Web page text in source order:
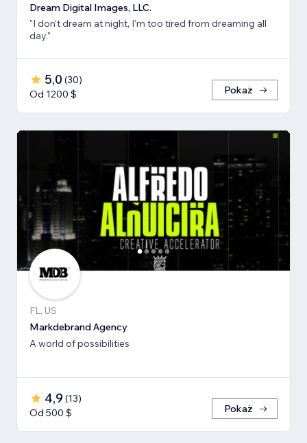
Dream Digital Images, LLC.
"I don't dream at night, I'm too tired from dreaming all
day."
5,0 (30)
Od 1200 $
Pokaż
FL, US
Markdebrand Agency
A world of possibilities
4,9 (13)
Od 500 $
Pokaż